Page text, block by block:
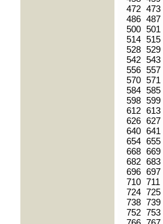
472 473
486 487
500 501
514 515
528 529
542 543
556 557
570 571
584 585
598 599
612 613
626 627
640 641
654 655
668 669
682 683
696 697
710 711
724 725
738 739
752 753